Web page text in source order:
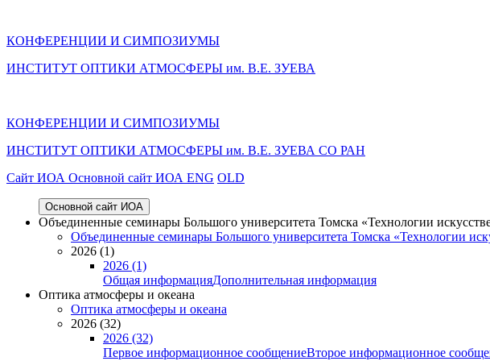
КОНФЕРЕНЦИИ И СИМПОЗИУМЫ
ИНСТИТУТ ОПТИКИ АТМОСФЕРЫ им. В.Е. ЗУЕВА
КОНФЕРЕНЦИИ И СИМПОЗИУМЫ
ИНСТИТУТ ОПТИКИ АТМОСФЕРЫ им. В.Е. ЗУЕВА СО РАН
Cайт ИОА Основной сайт ИОА ENG OLD
Основной сайт ИОА
Объединенные семинары Большого университета Томска «Технологии
Объединенные семинары Большого университета Томска «Технологии
2026 (1)
2026 (1)
Общая информацияДополнительная информация
Оптика атмосферы и океана
Оптика атмосферы и океана
2026 (32)
2026 (32)
Первое информационное сообщениеВторое информационное